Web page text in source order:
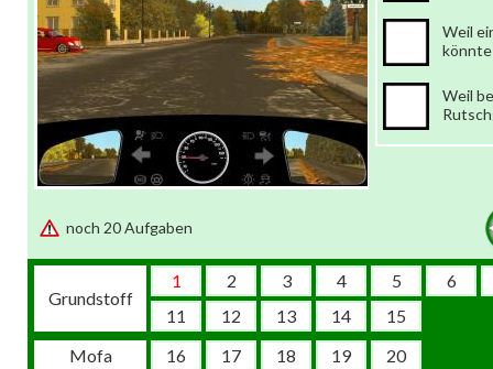
Weil
könnte
Weil
noch 20 Aufgaben
Grundstoff
1 2 3 4 5
6
11
12 13 14
15
Mofa
16 17 18 19 20